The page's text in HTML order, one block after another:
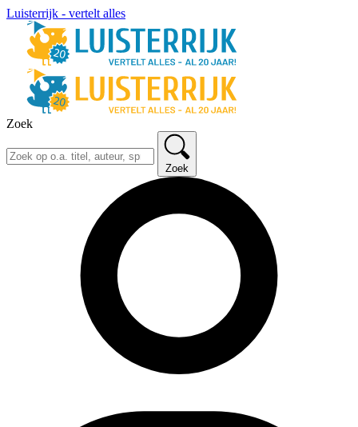
Luisterrijk - vertelt alles
Zoek
Zoek